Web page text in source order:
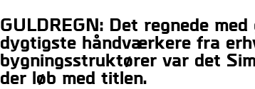
GULDREGN: Det regnede
dygtigste håndværkere fra
bygningsstruktører var det
der løb med titlen.